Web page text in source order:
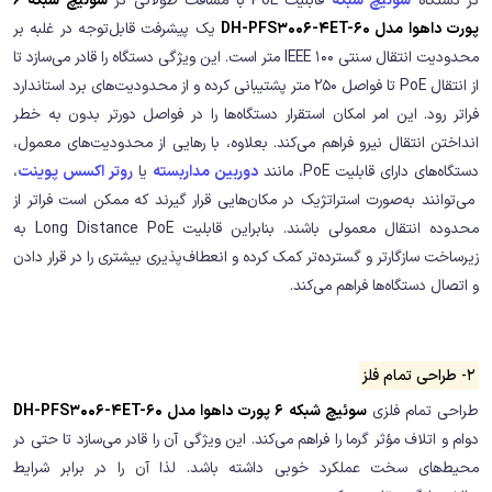
پورت داهوا مدل DH-PFS3006-4ET-60
یک پیشرفت قابل‌توجه در غلبه بر
محدودیت انتقال سنتی IEEE 100 متر است. این ویژگی دستگاه را قادر می‌سازد تا
از انتقال PoE تا فواصل 250 متر پشتیبانی کرده و از محدودیت‌های برد استاندارد
فراتر رود. این امر امکان استقرار دستگاه‌ها را در فواصل دورتر بدون به خطر
انداختن انتقال نیرو فراهم می‌کند. بعلاوه، با رهایی از محدودیت‌های معمول،
دستگاه‌های دارای قابلیت PoE، مانند
دوربین‌ مداربسته یا روتر اکسس پوینت،
می‌توانند به‌صورت استراتژیک در مکان‌هایی قرار گیرند که ممکن است فراتر از
محدوده انتقال معمولی باشند. بنابراین قابلیت Long Distance PoE به
زیرساخت سازگارتر و گسترده‌تر کمک کرده و انعطاف‌پذیری بیشتری را در قرار دادن
و اتصال دستگاه‌ها فراهم می‌کند.
2- طراحی تمام فلز
طراحی تمام فلزیسوئیچ شبکه 6 پورت داهوا مدل DH-PFS3006-4ET-60
دوام و اتلاف مؤثر گرما را فراهم می‌کند. این ویژگی آن را قادر می‌سازد تا حتی در
محیط‌های سخت عملکرد خوبی داشته باشد. لذا آن را در برابر شرایط